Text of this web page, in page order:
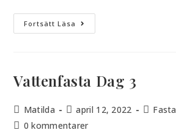
Fortsätt Läsa
Vattenfasta Dag 3
Matilda april 12, 2022 Fasta
0 kommentarer